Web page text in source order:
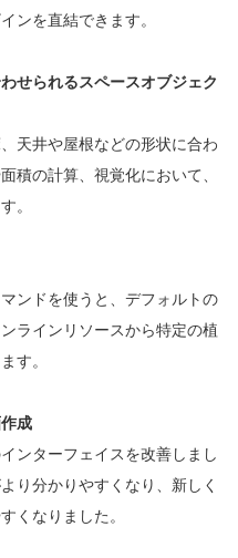
ンを直結できます。
せられるスペースオブジェク
天井や屋根などの形状に合わ
積の計算、視覚化において、
。
ンドを使うと、デフォルトの
ラインリソースから特定の植
す。
成
ンターフェイスを改善しまし
り分かりやすくなり、新しく
くなりました。